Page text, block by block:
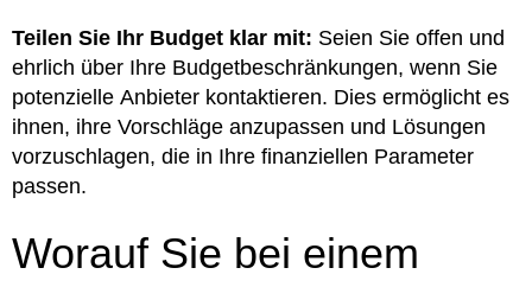
Teilen Sie Ihr Budget klar mit: Seien Sie offen und
ehrlich über Ihre Budgetbeschränkungen, wenn Sie
potenzielle Anbieter kontaktieren. Dies ermöglicht es
ihnen, ihre Vorschläge anzupassen und Lösungen
vorzuschlagen, die in Ihre finanziellen Parameter
passen.
Worauf Sie bei einem